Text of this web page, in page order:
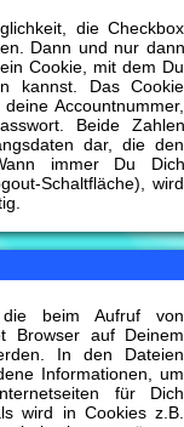
die Checkbox
Dann und nur dann
Cookie, mit dem Du
kannst. Das Cookie
Accountnummer,
Beide Zahlen
dar, die den
immer Du Dich
Schaltfläche), wird
beim Aufruf von
Browser auf Deinem
In den Dateien
Informationen, um
für Dich
wird in Cookies z.B.